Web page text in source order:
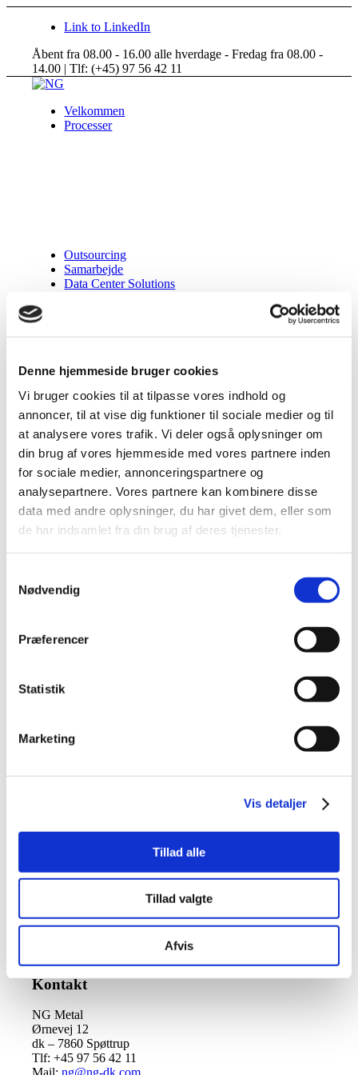
Denne hjemmeside bruger cookies
Vi bruger cookies til at tilpasse vores indhold og
annoncer, til at vise dig funktioner til sociale medier og til
at analysere vores trafik. Vi deler også oplysninger om
din brug af vores hjemmeside med vores partnere inden
for sociale medier, annonceringspartnere og
analysepartnere. Vores partnere kan kombinere disse
data med andre oplysninger, du har givet dem, eller som
de har indsamlet fra din brug af deres tjenester.
Nødvendig
Præferencer
Statistik
Marketing
Vis detaljer
Tillad alle
Tillad valgte
Afvis
Link to LinkedIn
Åbent fra 08.00 - 16.00 alle hverdage - Fredag fra 08.00 -
14.00 | Tlf: (+45) 97 56 42 11
Velkommen
Processer
Outsourcing
Samarbejde
Data Center Solutions
Om NG
Kontakt
Søg
Menu Menu
0 replies
Want to join the discussion?
Skriv et svar
Krævede felter
er markeret med
E-mail*
Websted
Kontakt
NG Metal
Ørnevej 12
dk – 7860 Spøttrup
Tlf: +45 97 56 42 11